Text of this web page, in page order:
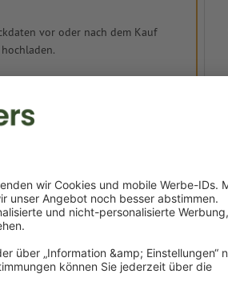
vor oder nach dem Kauf
hochladen.
hochladen
€ 29,18 € 34,72